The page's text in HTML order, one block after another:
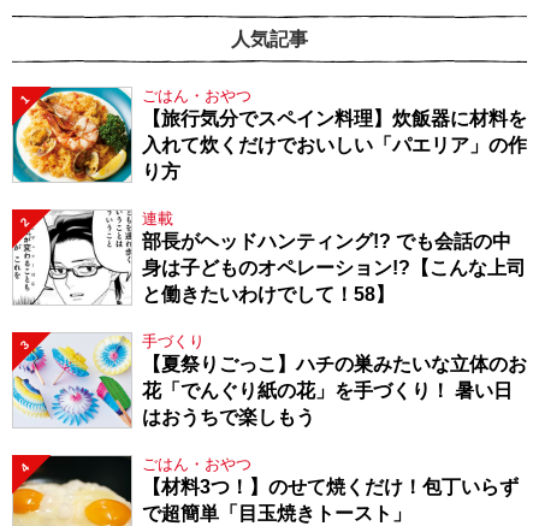
人気記事
1 ごはん・おやつ
【旅行気分でスペイン料理】炊飯器に材料を
入れて炊くだけでおいしい「パエリア」の作
り方
2 連載
部長がヘッドハンティング!? でも会話の中
身は子どものオペレーション!?【こんな上司
と働きたいわけでして！58】
3 手づくり
【夏祭りごっこ】ハチの巣みたいな立体のお
花「でんぐり紙の花」を手づくり！ 暑い日
はおうちで楽しもう
4 ごはん・おやつ
【材料3つ！】のせて焼くだけ！包丁いらず
で超簡単「目玉焼きトースト」